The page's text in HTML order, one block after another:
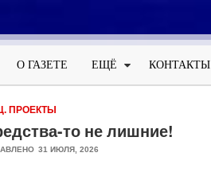
Меню
учётной
записи
пользователя
О ГАЗЕТЕ ЕЩЁ КОНТАКТЫ
ПРОЕКТЫ
то не лишние!
31 ИЮЛЯ, 2026